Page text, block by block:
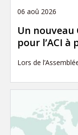
06 aoû 2026
Un
pour l’ACI
Lors de